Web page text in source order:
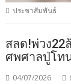
ประชาสัมพันธ์
สลด!พ่วง22
ศพศาลปู่โท
04/07/2026